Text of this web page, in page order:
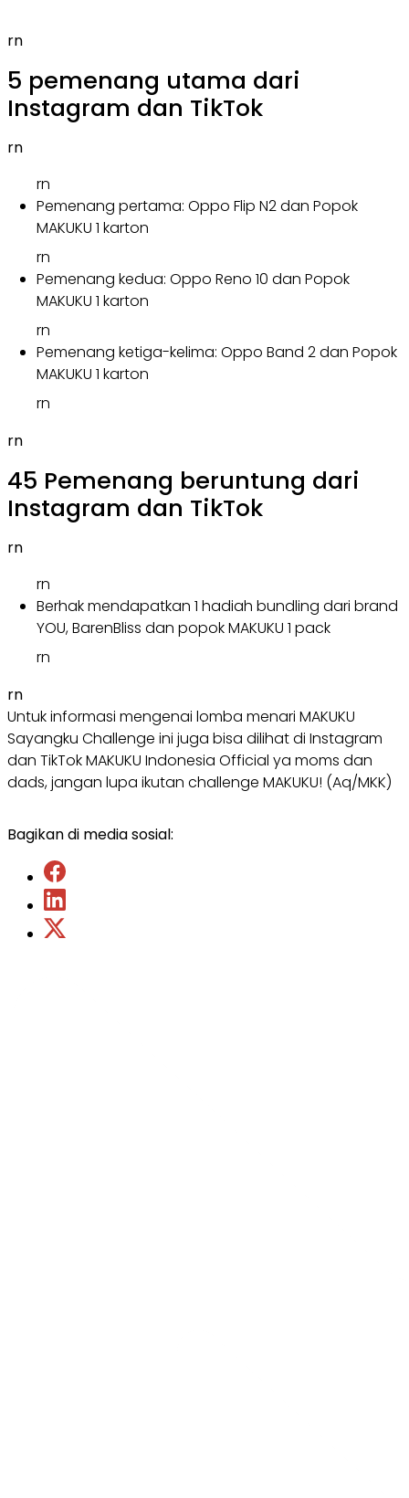
rn
5 pemenang utama dari
Instagram dan TikTok
rn
rn
Pemenang pertama: Oppo Flip N2 dan Popok
MAKUKU 1 karton
rn
Pemenang kedua: Oppo Reno 10 dan Popok
MAKUKU 1 karton
rn
Pemenang ketiga-kelima: Oppo Band 2 dan Popok
MAKUKU 1 karton
rn
rn
45 Pemenang beruntung dari
Instagram dan TikTok
rn
rn
Berhak mendapatkan 1 hadiah bundling dari brand
YOU, BarenBliss dan popok MAKUKU 1 pack
rn
rn
Untuk informasi mengenai lomba menari MAKUKU
Sayangku Challenge ini juga bisa dilihat di Instagram
dan TikTok MAKUKU Indonesia Official ya moms dan
dads, jangan lupa ikutan challenge MAKUKU! (Aq/MKK)
Bagikan di media sosial: